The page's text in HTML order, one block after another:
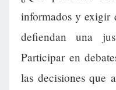
informados y exigir
defiendan una
Participar en
las decisiones que